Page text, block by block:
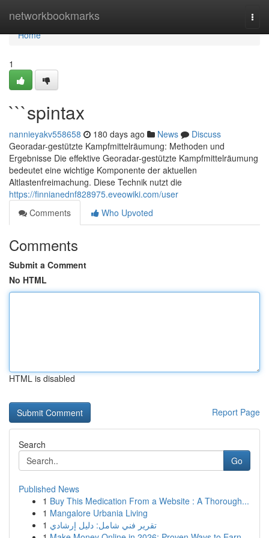
networkbookmarks
Home
Home
1
```spintax
nannieyakv558658 180 days ago News
Discuss
Georadar-gestützte Kampfmittelräumung: Methoden und
Ergebnisse Die effektive Georadar-gestützte Kampfmittelräumung
bedeutet eine wichtige Komponente der aktuellen
Altlastenfreimachung. Diese Technik nutzt die
https://finnianednf828975.eveowiki.com/user
Comments
Who Upvoted
Comments
Submit a Comment
No HTML
HTML is disabled
Report Page
Search
Go
Published News
1 Buy This Medication From a Website : A Thorough...
1 Mangalore Urbania Living
1 تقرير فني شامل: دليل إرشادي